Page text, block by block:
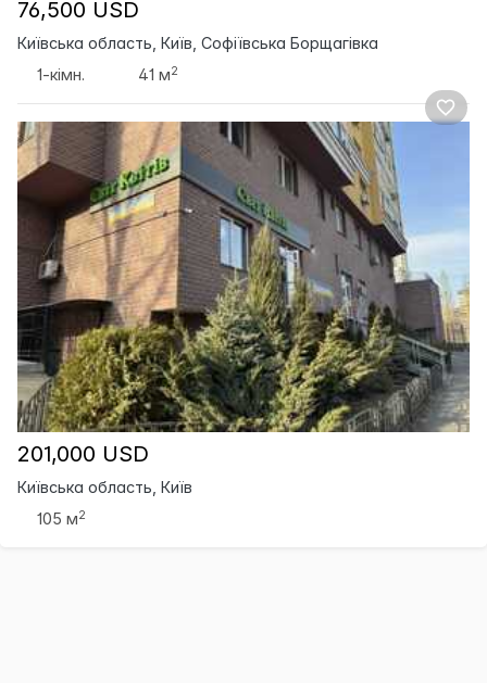
76,500 USD
Київська область, Київ, Софіївська Борщагівка
1-кімн.
41 м2
201,000 USD
Київська область, Київ
105 м2